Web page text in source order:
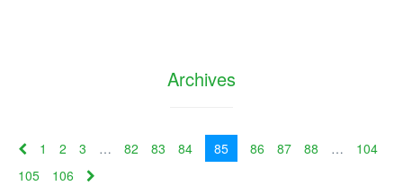
Archives
1 2 3 … 82 83 84 85 86 87 88 …
104
105
106